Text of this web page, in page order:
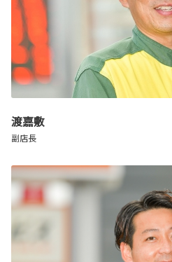
渡嘉敷
副店長